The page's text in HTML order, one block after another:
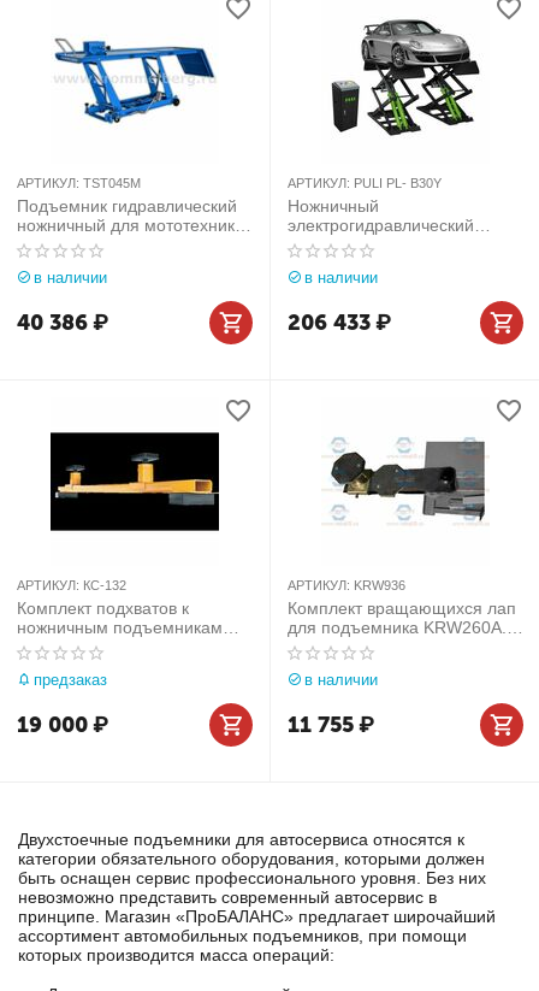
Двухстоечные подъемники для автосервиса относятся к
категории обязательного оборудования, которыми должен
быть оснащен сервис профессионального уровня. Без них
невозможно представить современный автосервис в
принципе. Магазин «ПроБАЛАНС» предлагает широчайший
ассортимент автомобильных подъемников, при помощи
которых производится масса операций:
АРТИКУЛ: TST045M
Подъемник гидравлический
ножничный для мототехники
TST045M (450 кг)
в наличии
40 386₽
АРТИКУЛ: PULI PL- B30Y
Ножничный
электрогидравлический
подъемник PULI PL- B30Y Г/
П 3Т
в наличии
206 433₽
АРТИКУЛ: КС-132
Комплект подхватов к
ножничным подъемникам
для рамных а/м СИВИК
КС-132
предзаказ
19 000₽
АРТИКУЛ: KRW936
Комплект вращающихся лап
для подъемника KRW260A.
KraftWell (КНР) арт. KRW936
в наличии
11 755₽